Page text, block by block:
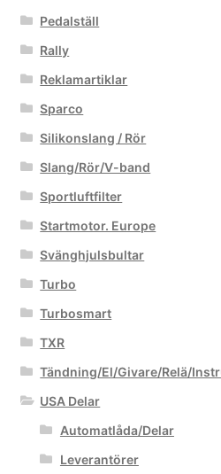
Pedalställ
Rally
Reklamartiklar
Sparco
Silikonslang / Rör
Slang/Rör/V-band
Sportluftfilter
Startmotor. Europe
Svänghjulsbultar
Turbo
Turbosmart
TXR
Tändning/El/Givare/Relä/
USA Delar
Automatlåda/Delar
Leverantörer